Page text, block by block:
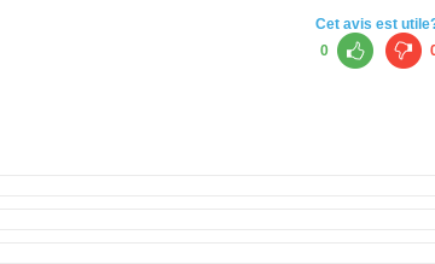
Cet avis est
0